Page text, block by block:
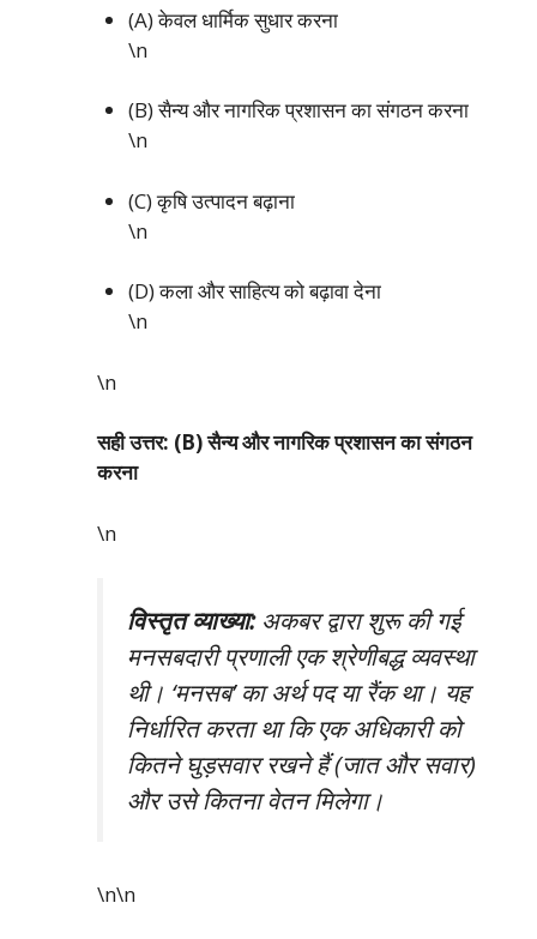
(A) केवल धार्मिक सुधार करना
\n
(B) सैन्य और नागरिक प्रशासन का संगठन करना
\n
(C) कृषि उत्पादन बढ़ाना
\n
(D) कला और साहित्य को बढ़ावा देना
\n
\n
सही उत्तर: (B) सैन्य और नागरिक प्रशासन का संगठन
करना
\n
विस्तृत व्याख्या:अकबर द्वारा शुरू की गई
मनसबदारी प्रणाली एक श्रेणीबद्ध व्यवस्था
थी। ‘मनसब’ का अर्थ पद या रैंक था। यह
निर्धारित करता था कि एक अधिकारी को
कितने घुड़सवार रखने हैं (जात और सवार)
और उसे कितना वेतन मिलेगा।
\n\n